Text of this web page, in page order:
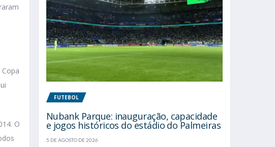
O
FUTEBOL
Nubank Parque: inauguração, capacidade
e jogos históricos do estádio do Palmeiras
5 DE AGOSTO DE 2026